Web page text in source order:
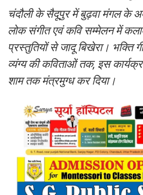
चंदौली के सैदूपुर में बुढ़वा मंगल के
लोक संगीत एवं कवि सम्मेलन में
प्रस्तुतियों से जादू बिखेरा। भक्ति
व्यंग्य की कविताओं तक, इस
शाम तक मंत्रमुग्ध कर दिया।